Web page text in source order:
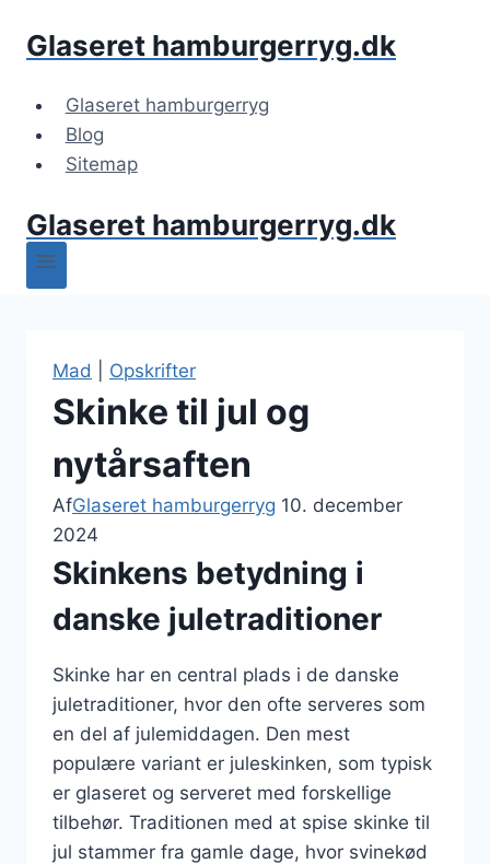
Glaseret hamburgerryg.dk
Glaseret hamburgerryg
Blog
Sitemap
Glaseret hamburgerryg.dk
Mad Opskrifter
Skinke til jul og
nytårsaften
AfGlaseret hamburgerryg 10. december
2024
Skinkens betydning i
danske juletraditioner
Skinke har en central plads i de danske
juletraditioner, hvor den ofte serveres som
en del af julemiddagen. Den mest
populære variant er juleskinken, som typisk
er glaseret og serveret med forskellige
tilbehør. Traditionen med at spise skinke til
jul stammer fra gamle dage, hvor svinekød